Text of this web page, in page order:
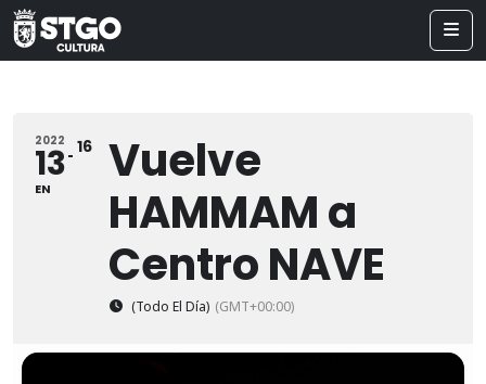
2022
13
EN
16
Vuelve
HAMMAM a
Centro NAVE
(Todo El Día) (GMT+00:00)